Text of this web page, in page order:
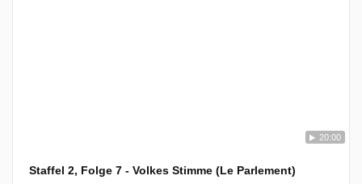
20:00
Staffel 2, Folge 7 - Volkes Stimme (Le Parlement)